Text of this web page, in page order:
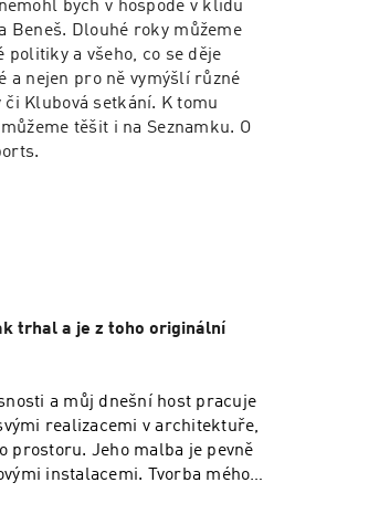
bych v hospodě v klidu
Beneš. Dlouhé roky můžeme
politiky a všeho, co se děje
a nejen pro ně vymýšlí různé
Klubová setkání. K tomu
těšit i na Seznamku. O
trhal a je z toho originální
a můj dnešní host pracuje
realizacemi v architektuře,
prostoru. Jeho malba je pevně
instalacemi. Tvorba mého